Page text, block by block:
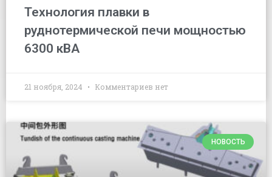
Технология плавки в
руднотермической печи мощностью
6300 кВА
21 ноября, 2024 Комментариев нет
НОВОСТЬ